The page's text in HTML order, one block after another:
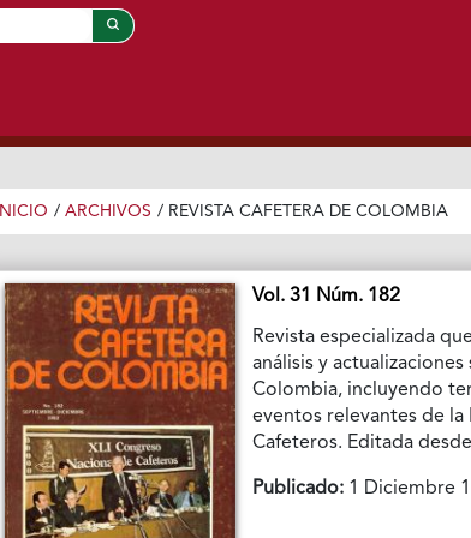
INICIO / ARCHIVOS / REVISTA CAFETERA DE COLOMBIA
Vol. 31 Núm. 182
Revista especializada
análisis y
Colombia, incluyendo
eventos relevantes de
Cafeteros. Editada
Publicado: 1 Diciembre